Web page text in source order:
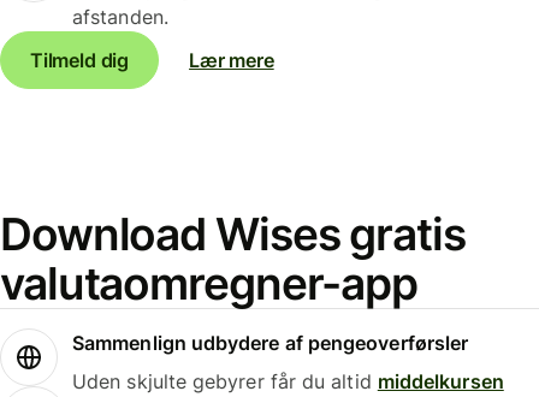
afstanden.
Tilmeld dig
Lær mere
Download Wises gratis
valutaomregner-app
Sammenlign udbydere af pengeoverførsler
Uden skjulte gebyrer får du altid middelkursen